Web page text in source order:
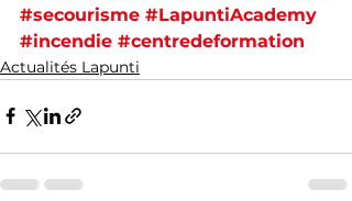
#secourisme #LapuntiAcademy
#incendie #centredeformation
Actualités Lapunti